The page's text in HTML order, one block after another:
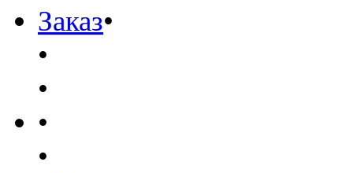
Заказ•
•
•
•
•